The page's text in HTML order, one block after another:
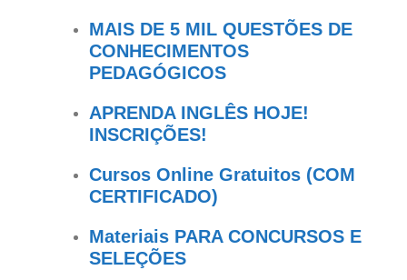
MAIS DE 5 MIL QUESTÕES DE
CONHECIMENTOS
PEDAGÓGICOS
APRENDA INGLÊS HOJE!
INSCRIÇÕES!
Cursos Online Gratuitos (COM
CERTIFICADO)
Materiais PARA CONCURSOS E
SELEÇÕES